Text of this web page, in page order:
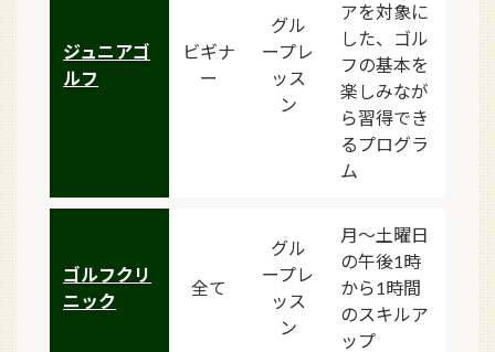
ジュニアゴ
ルフ
ビギナ
ー
グル
ープレ
ッス
ン
アを対象に
した、ゴル
フの基本を
楽しみなが
ら習得でき
るプログラ
ム
ゴルフクリ
ニック
全て
グル
ープレ
ッス
ン
月～土曜日
の午後1時
から1時間
のスキルア
ップ